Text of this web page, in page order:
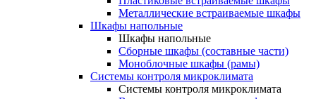
Металлические встраиваемые шкафы
Шкафы напольные
Шкафы напольные
Сборные шкафы (составные части)
Моноблочные шкафы (рамы)
Системы контроля микроклимата
Системы контроля микроклимата